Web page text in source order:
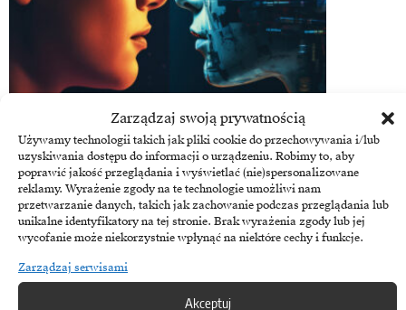
Zarządzaj swoją prywatnością
Używamy technologii takich jak pliki cookie do przechowywania i/lub
uzyskiwania dostępu do informacji o urządzeniu. Robimy to, aby
poprawić jakość przeglądania i wyświetlać (nie)spersonalizowane
reklamy. Wyrażenie zgody na te technologie umożliwi nam
przetwarzanie danych, takich jak zachowanie podczas przeglądania lub
unikalne identyfikatory na tej stronie. Brak wyrażenia zgody lub jej
wycofanie może niekorzystnie wpłynąć na niektóre cechy i funkcje.
Zarządzaj serwisami
Akceptuj
AI nie rozwiąże problemu braku kompetencji cyfrowych
– wręcz je obnaża
Wiele firm zainwestowało w sztuczną inteligencję z nadzieją na szybki
zwrot i przewagę konkurencyjną. W praktyce AI coraz…
14 maja, 2025